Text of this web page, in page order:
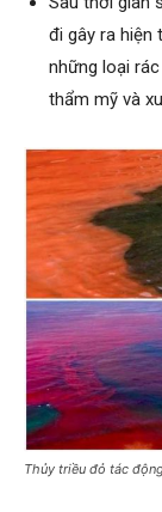
đi gây ra hiện
những loại
thẩm mỹ và
Thủy triều đỏ tác